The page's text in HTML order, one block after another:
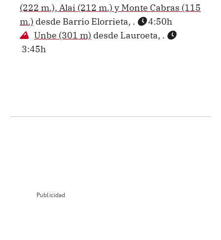
(222 m.), Alai (212 m.) y Monte Cabras (115
m.) desde Barrio Elorrieta, .
4:50h
Unbe (301 m) desde Lauroeta, .
3:45h
Publicidad